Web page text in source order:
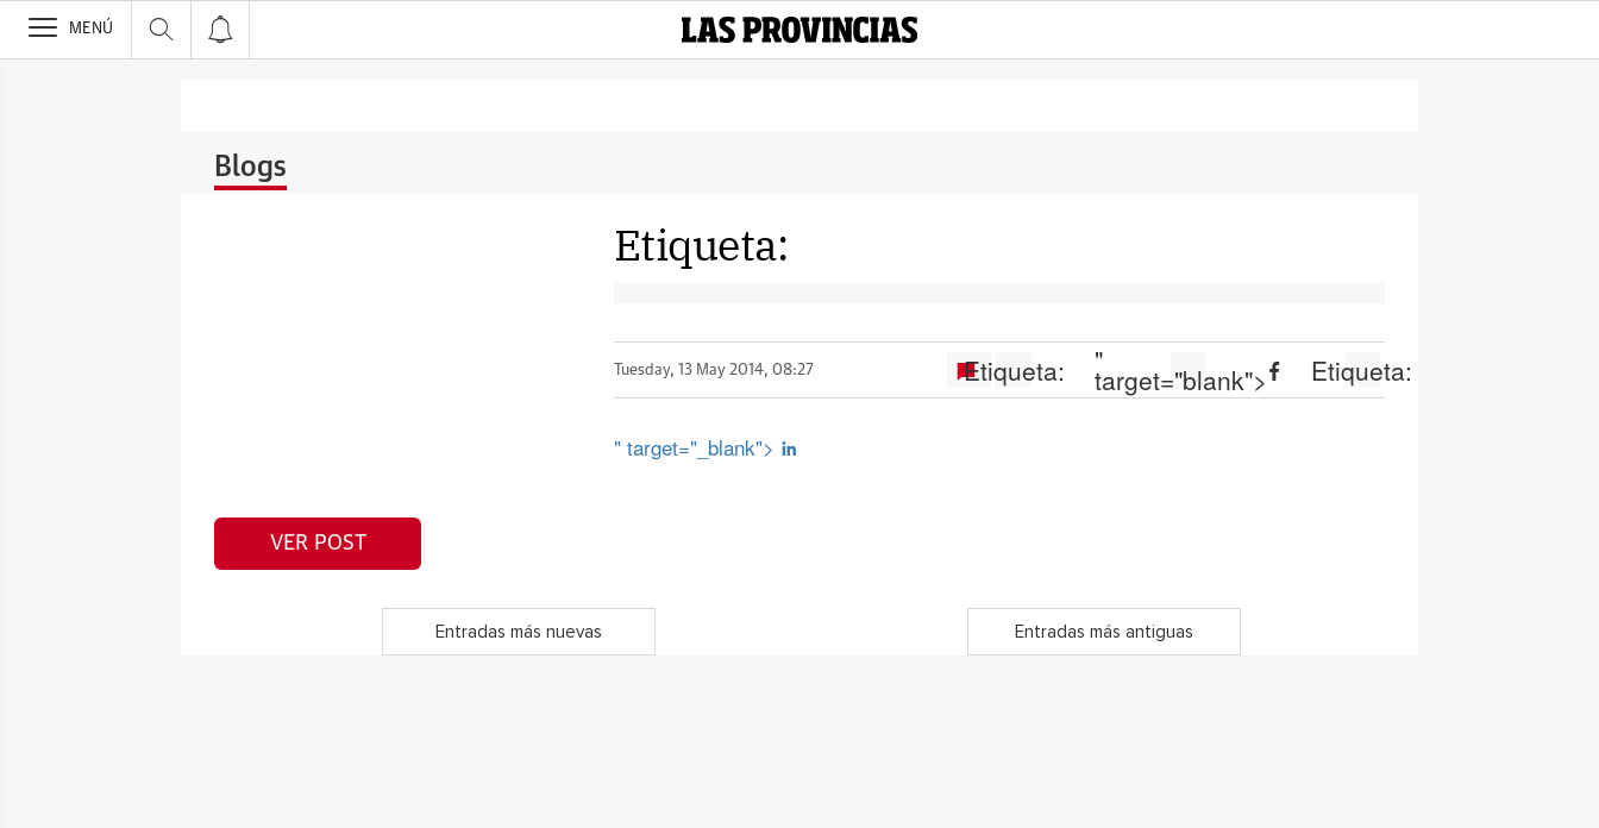
>
MENÚ
Blogs
Etiqueta:
Tuesday, 13 May 2014, 08:27 Etiqueta: "
target="blank"> Etiqueta:
" target="_blank">
VER POST
Entradas más nuevas Entradas más antiguas